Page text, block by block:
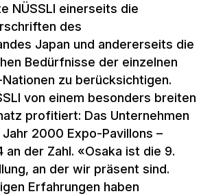
NÜSSLI einerseits die
des
Japan und andererseits die
Bedürfnisse der einzelnen
zu berücksichtigen.
von einem besonders breiten
profitiert: Das Unternehmen
2000 Expo-Pavillons –
an der Zahl. «Osaka ist die 9.
an der wir präsent sind.
Erfahrungen haben